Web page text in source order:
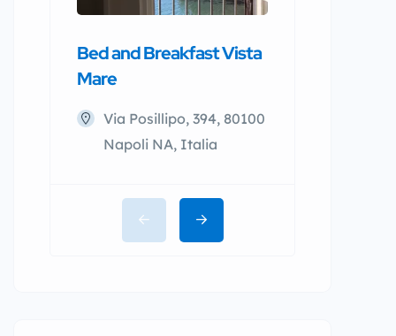
Bed and Breakfast Vista
Mare
Via Posillipo, 394, 80100
Napoli NA, Italia